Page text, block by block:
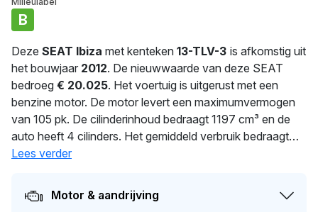
B
Deze SEAT Ibiza met kenteken 13-TLV-3 is afkomstig uit
het bouwjaar 2012. De nieuwwaarde van deze SEAT
bedroeg € 20.025. Het voertuig is uitgerust met een
benzine motor. De motor levert een maximumvermogen
van 105 pk. De cilinderinhoud bedraagt 1197 cm³ en de
auto heeft 4 cilinders. Het gemiddeld verbruik bedraagt
5.3 liter per 100 km. Dankzij 1.115 kg ligt deze auto stevig
eigenaar. Dit voertuig moet over 205 dagen opnieuw
APK-gekeurd worden. Dit voertuig heeft 3 eigenaren
Lees verder
Motor & aandrijving